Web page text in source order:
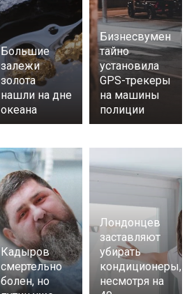
Большие
залежи
золота
нашли на дне
океана
Бизнесвумен
тайно
установила
GPS-трекеры
на машины
полиции
Кадыров
смертельно
болен, но
Лондонцев
заставляют
убирать
кондиционеры,
несмотря на